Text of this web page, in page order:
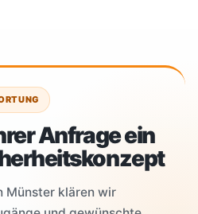
Anfrage ein
Münster klären wir